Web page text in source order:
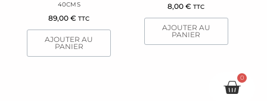
40CMS
89,00€ TTC
AJOUTER AU
PANIER
8,00€ TTC
AJOUTER AU
PANIER
0